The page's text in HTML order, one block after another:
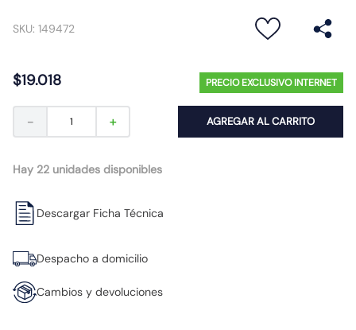
SKU: 149472
$19.018 PRECIO EXCLUSIVO INTERNET
＋
－ AGREGAR AL CARRITO
Hay 22 unidades disponibles
Descargar Ficha Técnica
Despacho a domicilio
Cambios y devoluciones